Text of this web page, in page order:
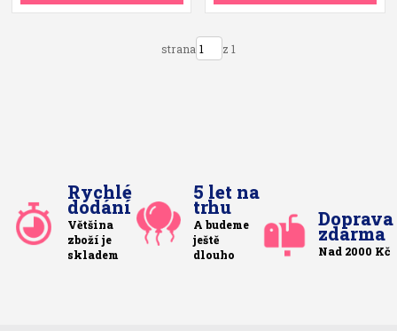
strana z 1
Rychlé
dodání
Většina
zboží je
skladem
5 let na
trhu
A budeme
ještě
dlouho
Doprava
zdarma
Nad 2000 Kč